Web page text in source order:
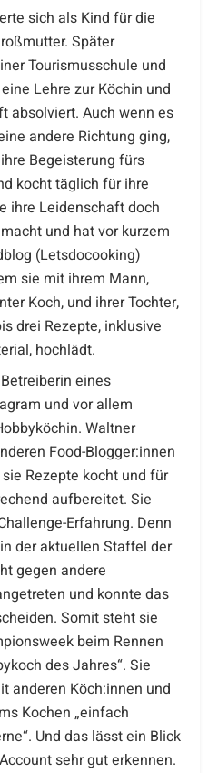
sich als Kind für die
Später
Tourismusschule und
Lehre zur Köchin und
absolviert. Auch wenn es
andere Richtung ging,
Begeisterung fürs
kocht täglich für ihre
ihre Leidenschaft doch
und hat vor kurzem
(Letsdocooking)
sie mit ihrem Mann,
Koch, und ihrer Tochter,
drei Rezepte, inklusive
hochlädt.
eines
und vor allem
Waltner
Food-Blogger:innen
Rezepte kocht und für
aufbereitet. Sie
Erfahrung. Denn
der aktuellen Staffel der
gegen andere
und konnte das
Somit steht sie
beim Rennen
des Jahres“. Sie
anderen Köch:innen und
Kochen „einfach
Und das lässt ein Blick
sehr gut erkennen.